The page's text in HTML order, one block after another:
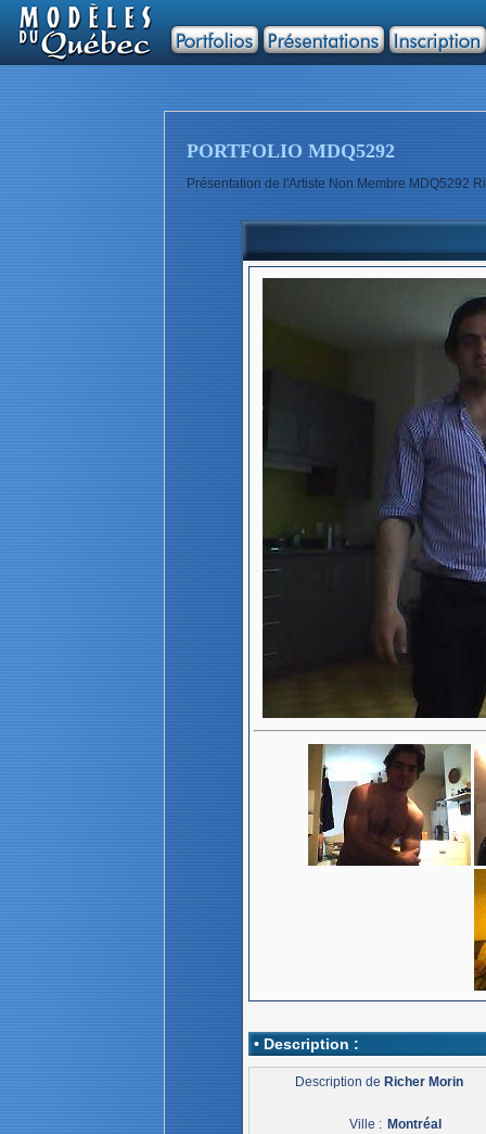
PORTFOLIO MDQ5292
Présentation de l'Artiste Non Membre MDQ5292
• Description :
Description deRicher Morin
Ville : Montréal